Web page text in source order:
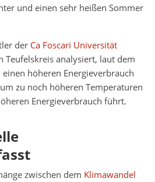
und einen sehr heißen Sommer
der Ca Foscari Universität
Teufelskreis analysiert, laut dem
höheren Energieverbrauch
zu noch höheren Temperaturen
Energieverbrauch führt.
zwischen dem Klimawandel